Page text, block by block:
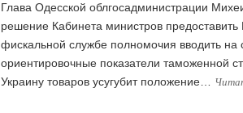
Глава Одесской облгосадминистрации
решение Кабинета министров предоставить
фискальной службе полномочия вводить на
ориентировочные показатели таможенной
Украину товаров усугубит положение…